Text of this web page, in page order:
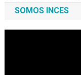
SOMOS INCES